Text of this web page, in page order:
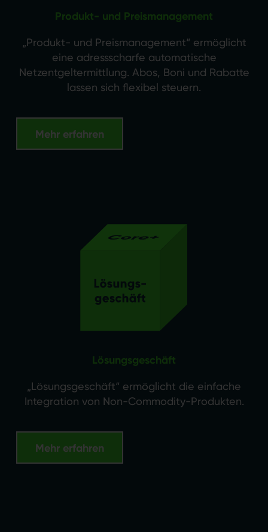
Produkt- und Preismanagement
„Produkt- und Preismanagement“ ermöglicht
eine adressscharfe automatische
Netzentgeltermittlung. Abos, Boni und Rabatte
lassen sich flexibel steuern.
Mehr erfahren
Lösungsgeschäft
„Lösungsgeschäft“ ermöglicht die einfache
Integration von Non-Commodity-Produkten.
Mehr erfahren